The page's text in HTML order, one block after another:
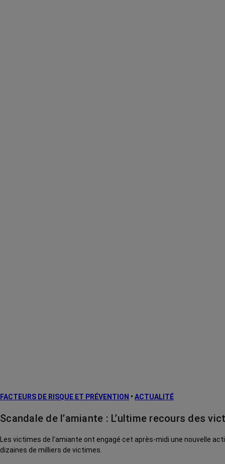
FACTEURS DE RISQUE ET PRÉVENTION • ACTUALITÉ
Scandale de l’amiante : L’ultime recours des
Les victimes de l’amiante ont engagé cet après-midi une nouvelle
dizaines de milliers de victimes.